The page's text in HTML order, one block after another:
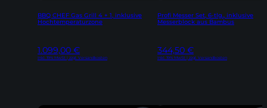
BBQ CHEF Gas Grill 4 + 1, inklusive
Hochtemperaturzone
1.099,00 €
Inkl. 19% MwSt | zzgl. Versandkosten
Profi Messer Set, 6-tlg., inklusive
Messerblock aus Bambus
344,50 €
Inkl. 19% MwSt | zzgl. Versandkosten